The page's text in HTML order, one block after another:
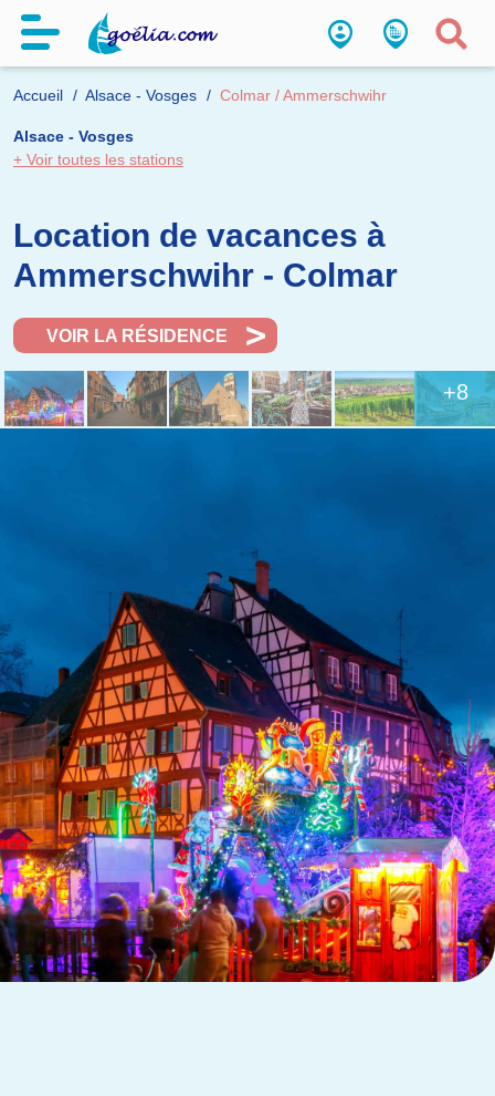
Accueil Alsace - Vosges Colmar / Ammerschwihr
Alsace - Vosges
+ Voir toutes les stations
Location de vacances à
Ammerschwihr - Colmar
VOIR LA RÉSIDENCE
+8